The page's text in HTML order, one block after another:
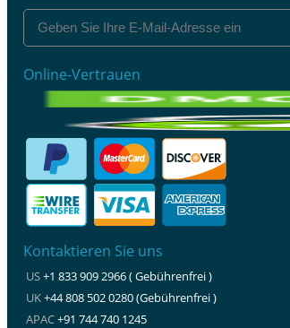
Online-Vertrauen
Kontaktieren Sie uns
US+1 833 909 2966 ( Gebührenfrei )
UK+44 808 502 0280 (Gebührenfrei )
APAC+91 744 740 1245